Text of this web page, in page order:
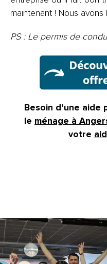
maintenant ! Nous
PS : Le permis de
Besoin d’une aide
le ménage à
votre